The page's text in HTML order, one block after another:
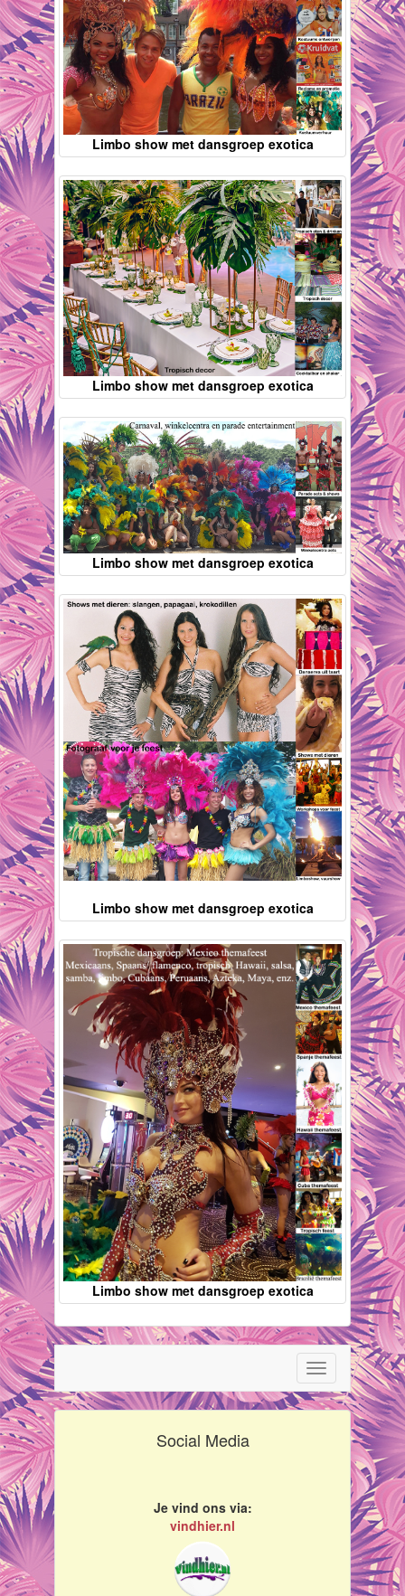
Limbo show met dansgroep exotica
Limbo show met dansgroep exotica
Limbo show met dansgroep exotica
Limbo show met dansgroep exotica
Limbo show met dansgroep exotica
Toggle
navigation
Social Media
Je vind ons via:
vindhier.nl